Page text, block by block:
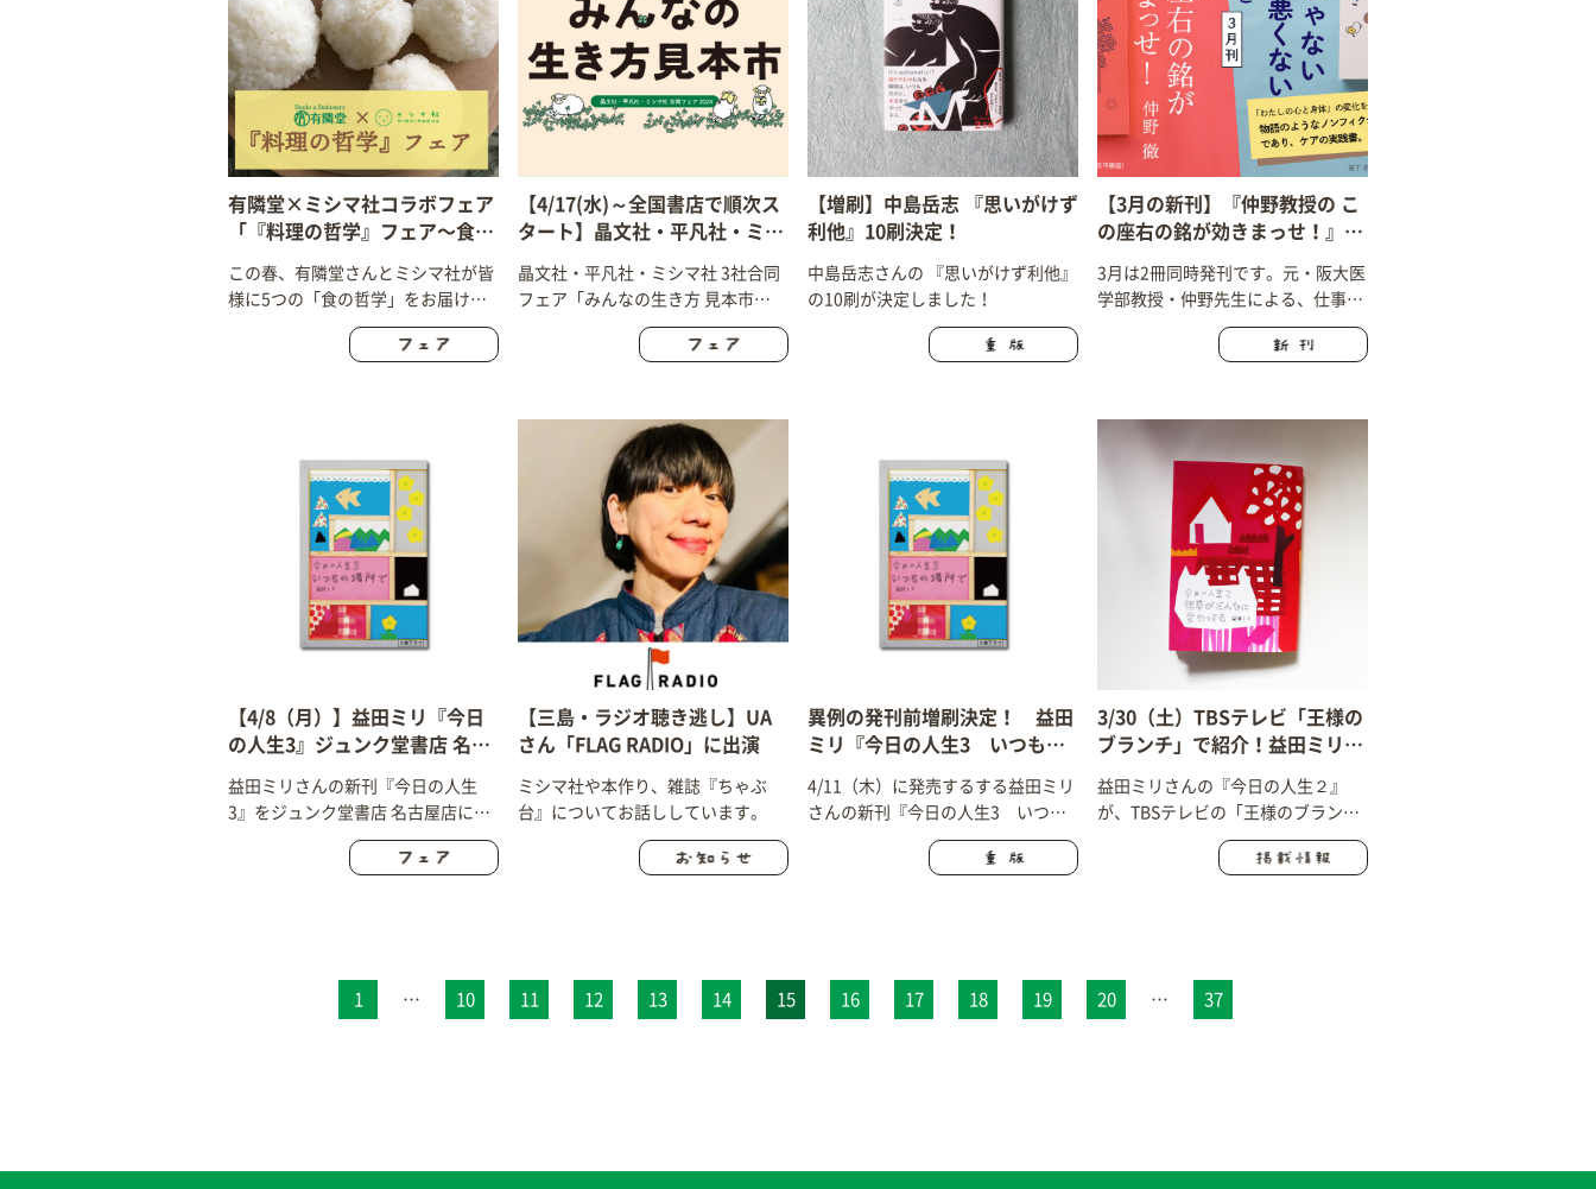
有隣堂×ミシマ社コラボフェア
「『料理の哲学』フェア〜食の
う！」
この春、有隣堂さんとミシマ社が皆
様に5つの「食の哲学」をお届けし
ます！ 有隣堂19店舗で開催中！
【4/17(水)～全国書店で順次ス
タート】晶文社・平凡社・ミシ
んなの生き方 見本市 〜等身大
の生き方、あつめました〜」開
晶文社・平凡社・ミシマ社 3社合同
フェア「みんなの生き方 見本市
2023」、4/16(火)～全国書店で順次
開催いたします！
【増刷】中島岳志 『思いがけず
利他』10刷決定！
中島岳志さんの 『思いがけず利他』
の10刷が決定しました！
【3月の新刊】『仲野教授の こ
の座右の銘が効きまっせ！』
けど、悪くない』（青山ゆみ
こ・著）
3月は2冊同時発刊です。元・阪大医
学部教授・仲野先生による、仕事・
人生・学問に生かせる、目からウロ
コの「座右の銘」解説30本。青山ゆ
ンであり、ケアの実践書です。
【4/8（月）】益田ミリ『今日
の人生3』ジュンク堂書店 名古
益田ミリさんの新刊『今日の人生
3』をジュンク堂書店 名古屋店にて
4/8（月）より先行発売します！
【三島・ラジオ聴き逃し】UA
さん「FLAG RADIO」に出演
ミシマ社や本作り、雑誌『ちゃぶ
台』についてお話ししています。
異例の発刊前増刷決定！ 益田
ミリ『今日の人生3 いつもの
4/11（木）に発売するする益田ミリ
さんの新刊『今日の人生3 いつも
の場所で』の発刊前増刷が決まりま
3/30（土）TBSテレビ「王様の
ブランチ」で紹介！益田ミリ
に変わっても』
益田ミリさんの『今日の人生２』
が、TBSテレビの「王様のブラン
チ」で紹介されました！
1 … 10 11 12 13 14 15 16 17 18 19 20 … 37